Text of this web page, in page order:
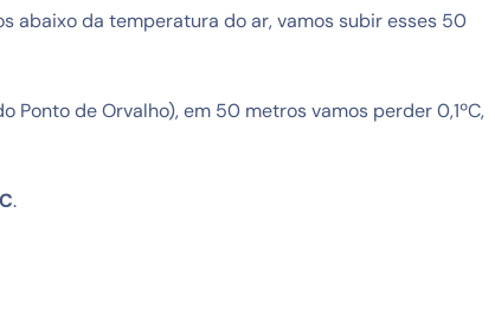
abaixo da temperatura do ar, vamos subir esses 50
de Orvalho), em 50 metros vamos perder 0,1ºC,
.